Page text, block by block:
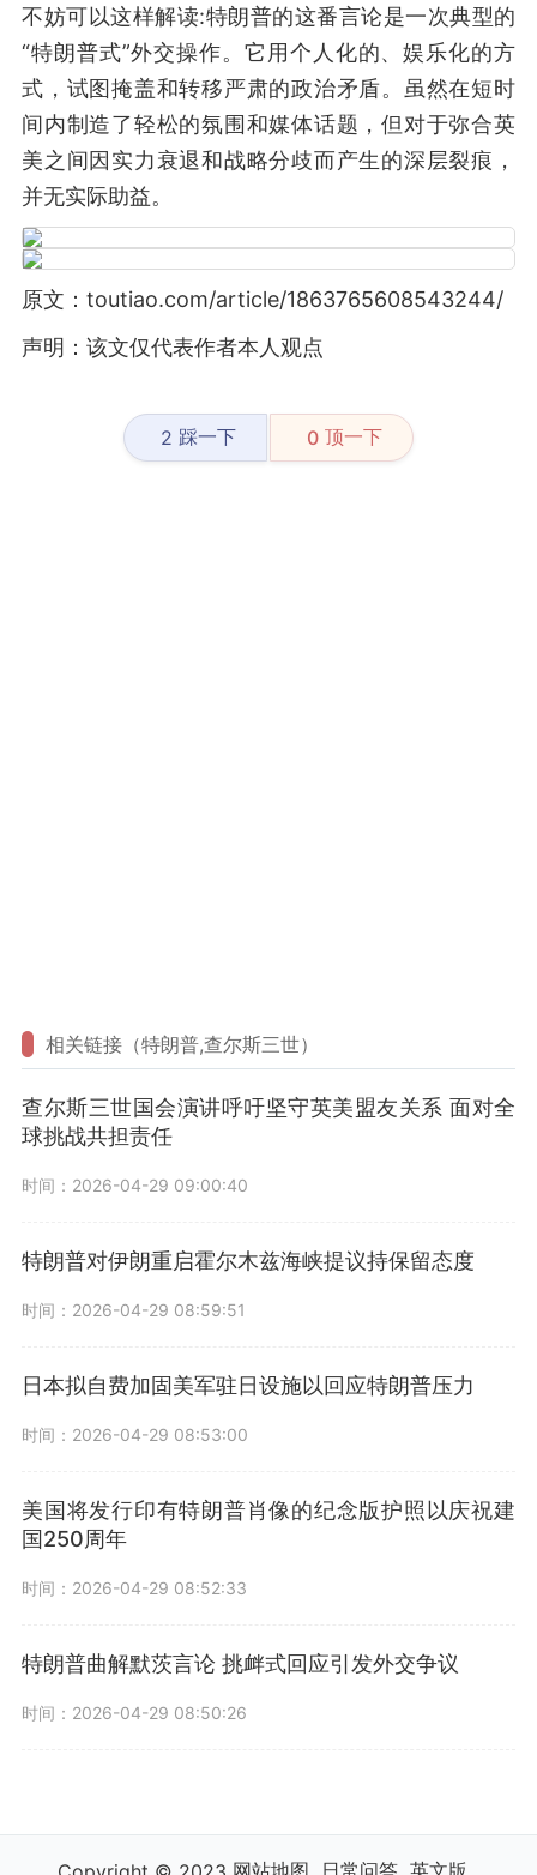
不妨可以这样解读:特朗普的这番言论是一次典型的
“特朗普式”外交操作。它用个人化的、娱乐化的方
式，试图掩盖和转移严肃的政治矛盾。虽然在短时
间内制造了轻松的氛围和媒体话题，但对于弥合英
美之间因实力衰退和战略分歧而产生的深层裂痕，
并无实际助益。
原文：toutiao.com/article/1863765608543244/
声明：该文仅代表作者本人观点
2 踩一下 0 顶一下
相关链接（特朗普,查尔斯三世）
查尔斯三世国会演讲呼吁坚守英美盟友关系 面对全
球挑战共担责任
时间：2026-04-29 09:00:40
特朗普对伊朗重启霍尔木兹海峡提议持保留态度
时间：2026-04-29 08:59:51
日本拟自费加固美军驻日设施以回应特朗普压力
时间：2026-04-29 08:53:00
美国将发行印有特朗普肖像的纪念版护照以庆祝建
国250周年
时间：2026-04-29 08:52:33
特朗普曲解默茨言论 挑衅式回应引发外交争议
时间：2026-04-29 08:50:26
网站地图 日常问答 英文版